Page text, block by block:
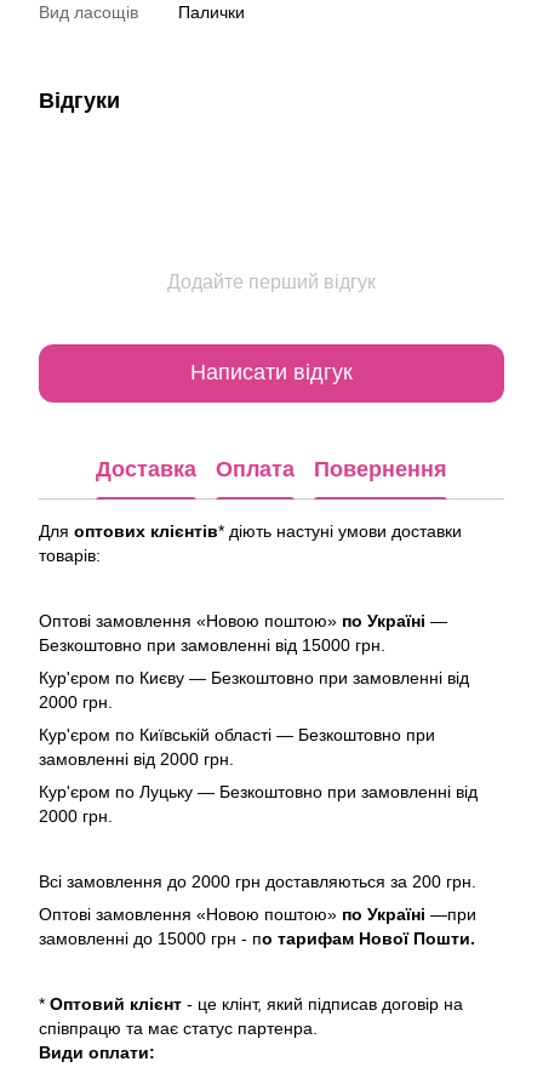
Вид ласощів
Палички
Відгуки
Додайте перший відгук
Написати відгук
Доставка Оплата Повернення
Для оптових клієнтів* діють настуні умови доставки
товарів:
Оптові замовлення «Новою поштою» по Україні —
Безкоштовно при замовленні від 15000 грн.
Кур'єром по Києву — Безкоштовно при замовленні від
2000 грн.
Кур'єром по Київській області — Безкоштовно при
замовленні від 2000 грн.
Кур'єром по Луцьку — Безкоштовно при замовленні від
2000 грн.
Всі замовлення до 2000 грн доставляються за 200 грн.
Оптові замовлення «Новою поштою» по Україні —при
замовленні до 15000 грн - по тарифам Нової Пошти.
* Оптовий клієнт - це клінт, який підписав договір на
співпрацю та має статус партенра.
Види оплати: